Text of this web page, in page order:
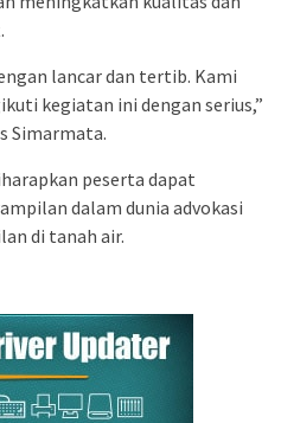
lancar dan tertib. Kami
kegiatan ini dengan serius,”
Simarmata.
peserta dapat
dalam dunia advokasi
di tanah air.